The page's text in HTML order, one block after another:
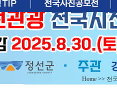
Home >> 전